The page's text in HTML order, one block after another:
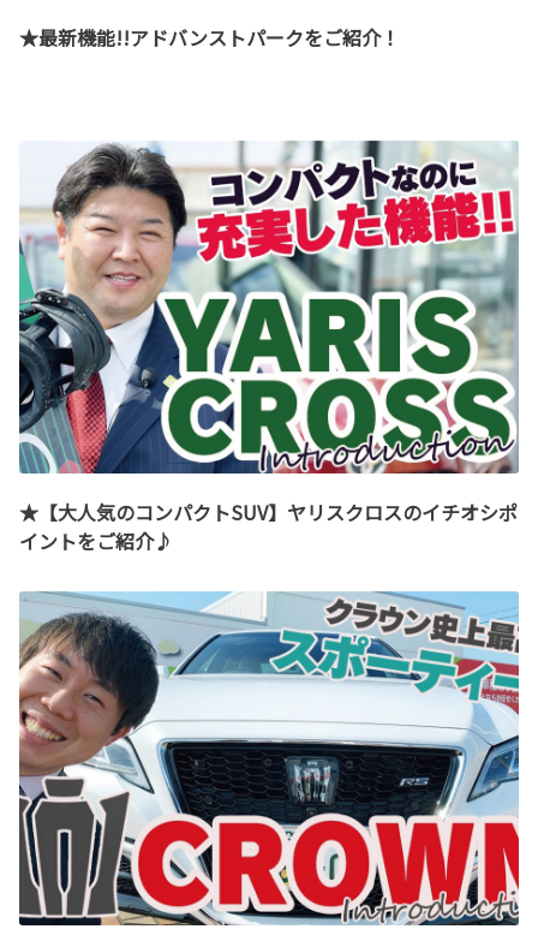
★最新機能!!アドバンストパークをご紹介！
★【大人気のコンパクトSUV】ヤリスクロスのイチオシポ
イントをご紹介♪